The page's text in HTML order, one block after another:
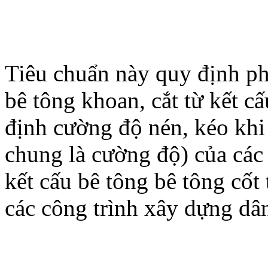
Tiêu chuẩn này quy định
bê tông khoan, cắt từ kết
định cường độ nén, kéo
chung là cường độ) của
kết cấu bê tông bê tông
các công trình xây dựng